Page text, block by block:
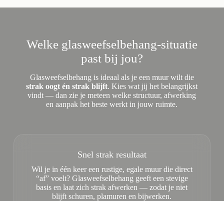
Welke glasweefselbehang-situatie
past bij jou?
Glasweefselbehang is ideaal als je een muur wilt die
strak oogt én strak blijft. Kies wat jij het belangrijkst
vindt — dan zie je meteen welke structuur, afwerking
en aanpak het beste werkt in jouw ruimte.
Snel strak resultaat
Wil je in één keer een rustige, egale muur die direct
“af” voelt? Glasweefselbehang geeft een stevige
basis en laat zich strak afwerken — zodat je niet
blijft schuren, plamuren en bijwerken.